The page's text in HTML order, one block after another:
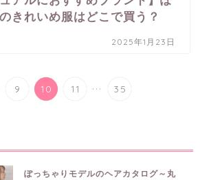
きれいめ服はどこで買う？
2025年1月23日
9 10 11 ... 35
ぽっちゃりモデルのヘアカタログ～丸